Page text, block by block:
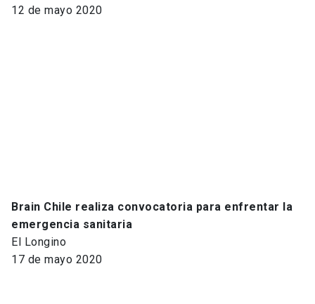
12 de mayo 2020
Brain Chile realiza convocatoria para enfrentar la
emergencia sanitaria
El Longino
17 de mayo 2020